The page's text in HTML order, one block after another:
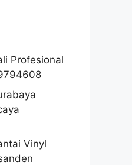
Profesional
Vinyl